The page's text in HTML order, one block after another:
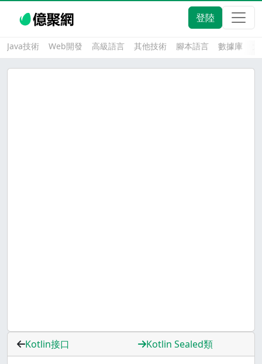
登陸
Java技術 Web開發 高級語言 其他技術 腳本語言 數據庫
Kotlin接口 Kotlin Sealed類